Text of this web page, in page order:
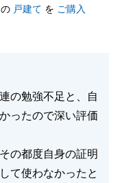
きに諸準備等を
終えることができ
お手紙までお送り
ておりますので、
ださい。
検討の方がいら
だけますと幸いで
戸建て を ご購入
の勉強不足と、自
ったので深い評価
の都度自身の証明
て使わなかったと